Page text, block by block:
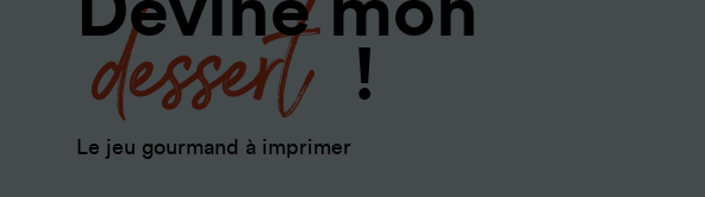
dessert !
Le jeu gourmand à imprimer